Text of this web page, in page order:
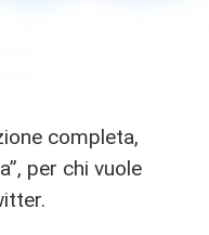
completa,
per chi vuole